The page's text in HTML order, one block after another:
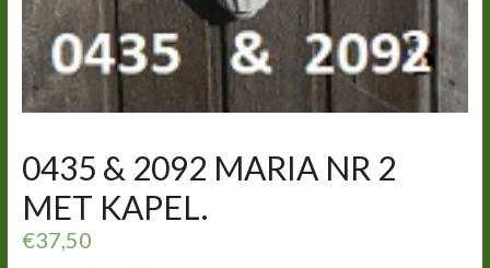
0435 & 2092 MARIA NR 2
MET KAPEL.
€37,50